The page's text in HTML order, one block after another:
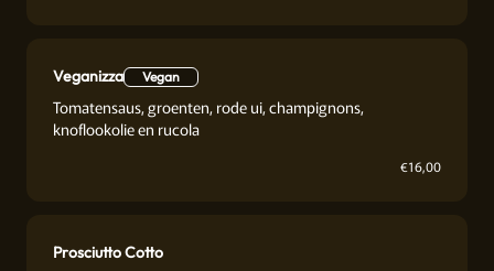
Veganizza Vegan
Tomatensaus, groenten, rode ui, champignons,
knoflookolie en rucola
€16,00
Prosciutto Cotto